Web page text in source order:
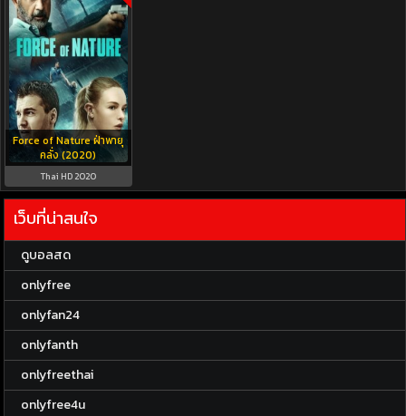
Force of Nature ฝ่าพายุ
คลั่ง (2020)
Thai HD 2020
เว็บที่น่าสนใจ
ดูบอลสด
onlyfree
onlyfan24
onlyfanth
onlyfreethai
onlyfree4u